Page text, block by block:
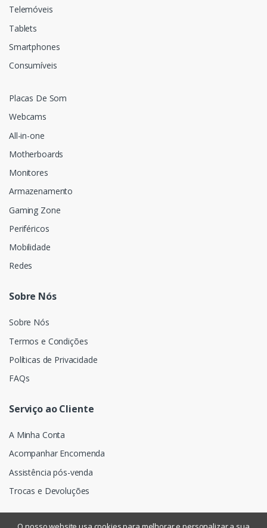
Telemóveis
Tablets
Smartphones
Consumíveis
Placas De Som
Webcams
All-in-one
Motherboards
Monitores
Armazenamento
Gaming Zone
Periféricos
Mobilidade
Redes
Sobre Nós
Sobre Nós
Termos e Condições
Políticas de Privacidade
FAQs
Serviço ao Cliente
A Minha Conta
Acompanhar Encomenda
Assistência pós-venda
Trocas e Devoluções